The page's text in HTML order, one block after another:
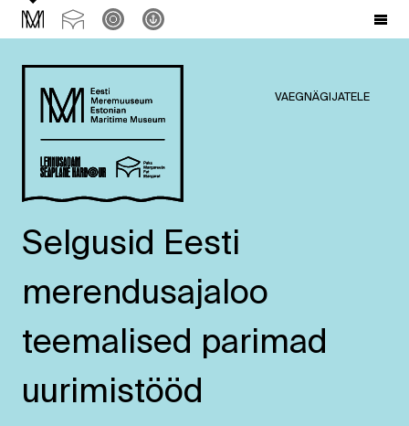
VAEGNÄGIJATELE
Selgusid Eesti
merendusajaloo
teemalised parimad
uurimistööd